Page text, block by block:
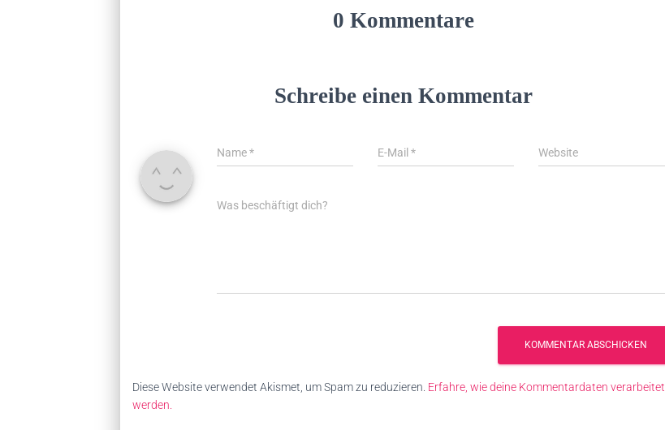
0 Kommentare
Schreibe einen Kommentar
Name* E-Mail * Website
Was beschäftigt dich?
Diese Website verwendet Akismet, um Spam zu reduzieren. Erfahre, wie deine Kommentardaten verarbeitet
werden.